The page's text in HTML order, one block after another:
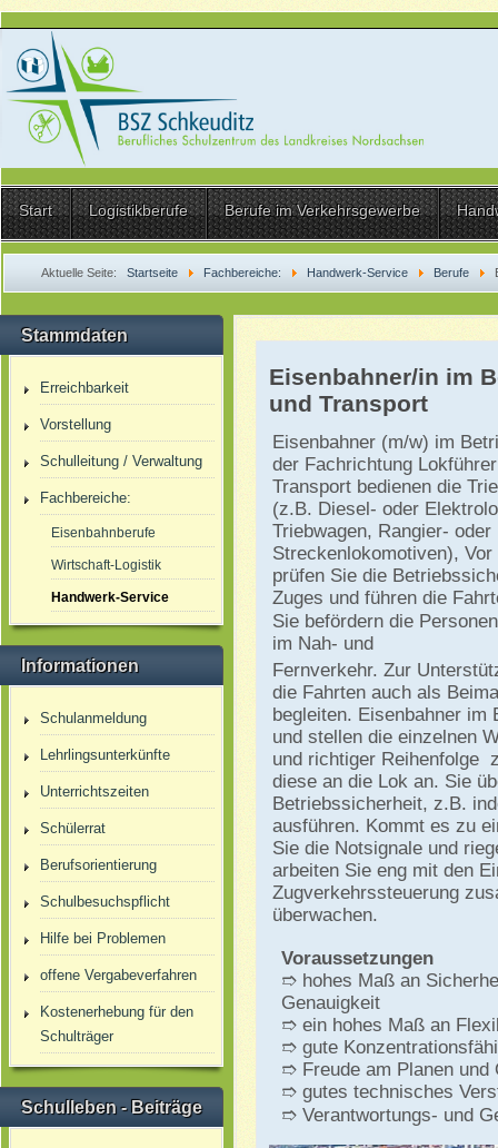
Start Logistikberufe Berufe im Verkehrsgewerbe
Aktuelle Seite: Startseite Fachbereiche: Handwerk-Service Berufe
Transport
Stammdaten
Erreichbarkeit
Vorstellung
Schulleitung / Verwaltung
Fachbereiche:
Eisenbahnberufe
Wirtschaft-Logistik
Handwerk-Service
Informationen
Schulanmeldung
Lehrlingsunterkünfte
Unterrichtszeiten
Schülerrat
Berufsorientierung
Schulbesuchspflicht
Hilfe bei Problemen
offene Vergabeverfahren
Kostenerhebung für den
Schulträger
Schulleben - Beiträge
Eisenbahner/in im
und Transport
Eisenbahner (m/w) im
der Fachrichtung
Transport bedienen die
(z.B. Diesel- oder
Triebwagen, Rangier- oder
Streckenlokomotiven),
prüfen Sie die
Zuges und führen die
Sie befördern die Personen
im Nah- und
Fernverkehr. Zur
die Fahrten auch als
begleiten. Eisenbahner im
und stellen die einzelnen
und richtiger Reihenfolge
diese an die Lok an. Sie
Betriebssicherheit, z.B.
ausführen. Kommt es zu
Sie die Notsignale und
arbeiten Sie eng mit den
Zugverkehrssteuerung
überwachen.
Voraussetzungen
➱ hohes Maß an
Genauigkeit
➱ ein hohes Maß an
➱ gute
➱ Freude am Planen und
➱ gutes technisches
➱ Verantwortungs- und